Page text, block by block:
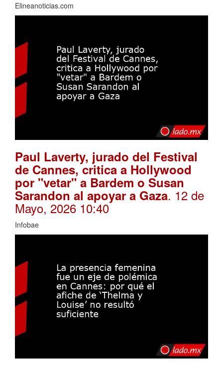
Elineanoticias.com
Paul Laverty, jurado del Festival
de Cannes, critica a Hollywood
por "vetar" a Bardem o Susan
Sarandon al apoyar a Gaza. 12 de
Mayo, 2026 10:40
Infobae